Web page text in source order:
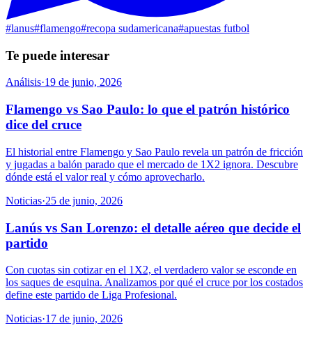
#lanus#flamengo#recopa sudamericana#apuestas futbol
Te puede interesar
Análisis·19 de junio, 2026
Flamengo vs Sao Paulo: lo que el patrón histórico
dice del cruce
El historial entre Flamengo y Sao Paulo revela un patrón de fricción
y jugadas a balón parado que el mercado de 1X2 ignora. Descubre
dónde está el valor real y cómo aprovecharlo.
Noticias·25 de junio, 2026
Lanús vs San Lorenzo: el detalle aéreo que decide el
partido
Con cuotas sin cotizar en el 1X2, el verdadero valor se esconde en
los saques de esquina. Analizamos por qué el cruce por los costados
define este partido de Liga Profesional.
Noticias·17 de junio, 2026